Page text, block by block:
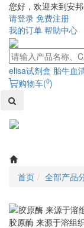
您好，欢迎来到安邦
请登录 免费注册
我的订单 帮助中心
elisa试剂盒 胎牛血
购物车(0)
首页 全部产品
胶原酶 来源于溶组